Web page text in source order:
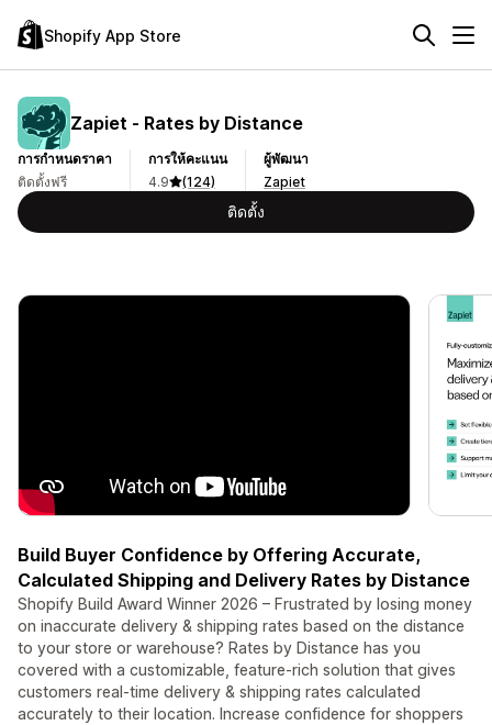
Shopify App Store
Zapiet ‑ Rates by Distance
การกำหนดราคา
ติดตั้งฟรี
การให้คะแนน
4.9
(124)
ผู้พัฒนา
Zapiet
ติดตั้ง
Build Buyer Confidence by Offering Accurate,
Calculated Shipping and Delivery Rates by Distance
Shopify Build Award Winner 2026 – Frustrated by losing money
on inaccurate delivery & shipping rates based on the distance
to your store or warehouse? Rates by Distance has you
covered with a customizable, feature-rich solution that gives
customers real-time delivery & shipping rates calculated
accurately to their location. Increase confidence for shoppers